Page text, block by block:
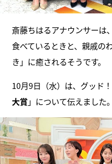
斎藤ちはるアナウンサーは
食べているときと、親戚の
き」に癒されるそうです。
10月9日（水）は、グッド
大賞」について伝えました。